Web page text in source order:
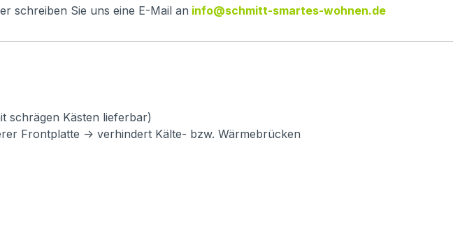
schreiben Sie uns eine E-Mail an info@schmitt-smartes-wohnen.de
schrägen Kästen lieferbar)
Frontplatte -> verhindert Kälte- bzw. Wärmebrücken